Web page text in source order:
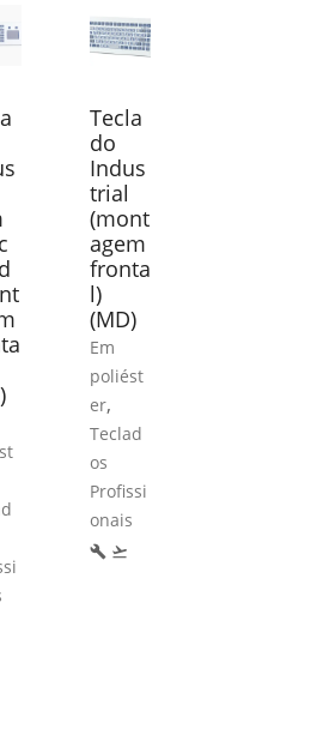
Tecla
do
Indus
trial
(mont
agem
fronta
l)
(MD)
Em
poliést
er,
Teclad
os
Profissi
onais
build flight_takeoff